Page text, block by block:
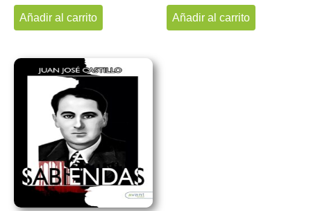
Añadir al carrito Añadir al carrito